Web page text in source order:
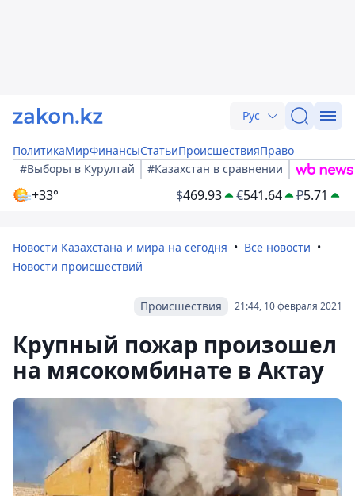
Рус
ПолитикаМирФинансыСтатьиПроисшествияПраво
#Выборы в Курултай
#Казахстан в сравнении
+33° $469.93 €541.64 ₽5.71
Новости Казахстана и мира на сегодня
Все новости
Новости происшествий
21:44, 10 февраля 2021
Происшествия
Крупный пожар произошел
на мясокомбинате в Актау